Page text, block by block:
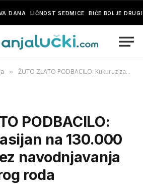
DANA LIČNOST SEDMICE BIĆE BOLJE
» ŽUTO ZLATO PODBACILO: Kukuruz zasijan na 130.000 hektara, bez navodnjavanja nema dobrog roda
PODBACILO:
na 130.000
navodnjavanja
roda